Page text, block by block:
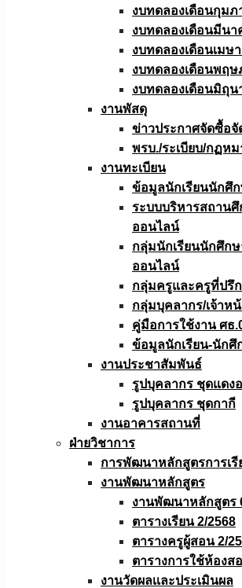
งบทดลองเดือนกุมภ
งบทดลองเดือนมีนา
งบทดลองเดือนเมษ
งบทดลองเดือนพฤษ
งบทดลองเดือนมิถุน
งานพัสดุ
ข่าวประกาศจัดซื้อจั
พรบ./ระเบียบ/กฏหม
งานทะเบียน
ข้อมูลนักเรียนนักศึก
ระบบบริหารสถานศึ
ออนไลน์
กลุ่มนักเรียนนักศึก
ออนไลน์
กลุ่มครูและครูที่ปรึ
กลุ่มบุคลากร/เจ้าห
คู่มือการใช้งาน ศธ
ข้อมูลนักเรียน-นักศึ
งานประชาสัมพันธ์
รูปบุคลากร ชุดแดง
รูปบุคลากร ชุดกากี
งานอาคารสถานที่
ฝ่ายวิชาการ
การพัฒนาหลักสูตรการเ
งานพัฒนาหลักสูตร
งานพัฒนาหลักสูตร
ตารางเรียน 2/2568
ตารางครูผู้สอน 2/
ตารางการใช้ห้องส
งานวัดผลเเละประเมินผล